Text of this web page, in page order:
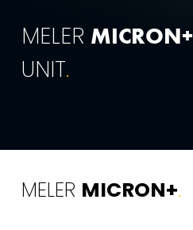
MELER MICRON+
UNIT.
MELER MICRON+.